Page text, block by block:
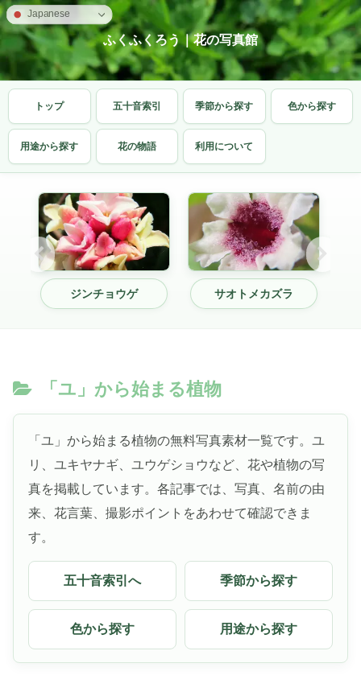
ふくふくろう｜花の写真館
トップ 五十音索引 季節から探す 色から探す
用途から探す 花の物語 利用について
ジンチョウゲ サオトメカズラ
「ユ」から始まる植物
「ユ」から始まる植物の無料写真素材一覧です。ユ
リ、ユキヤナギ、ユウゲショウなど、花や植物の写
真を掲載しています。各記事では、写真、名前の由
来、花言葉、撮影ポイントをあわせて確認できま
す。
五十音索引へ 季節から探す
色から探す 用途から探す
Japanese